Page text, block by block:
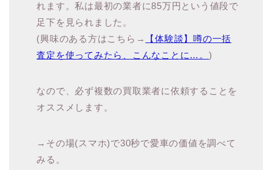
れます。私は最初の業者に85万円という値段で
足下を見られました。
(興味のある方はこちら→
【体験談】噂の一括
査定を使ってみたら、こんなことに…。 )
なので、必ず複数の買取業者に依頼することを
オススメします。
→その場(スマホ)で30秒で愛車の価値を調べて
みる。